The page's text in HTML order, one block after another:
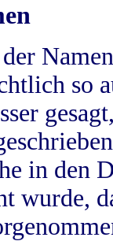
so
in
wurde,